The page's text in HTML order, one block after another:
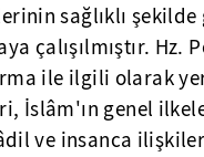
sağlıklı şekilde
çalışılmıştır. Hz.
ile ilgili olarak
İslâm'ın genel
ve insanca